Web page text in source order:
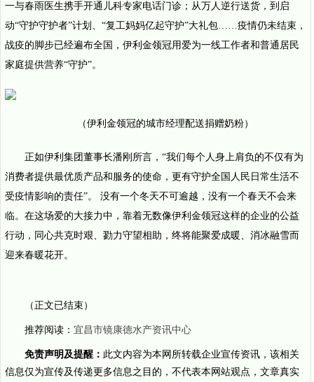
一与春雨医生携手开通儿科专家电话门诊；从万人逆行送货，到启
动“守护守护者”计划、“复工妈妈亿起守护”大礼包……疫情仍未结束，
战疫的脚步已经遍布全国，伊利金领冠用爱为一线工作者和普通居民
家庭提供营养“守护”。
（伊利金领冠的城市经理配送捐赠奶粉）
正如伊利集团董事长潘刚所言，“我们每个人身上肩负的不仅有为
消费者提供最优质产品和服务的使命，更有守护全国人民日常生活不
受疫情影响的责任”。 没有一个冬天不可逾越，没有一个春天不会来
临。在这场爱的大接力中，靠着无数像伊利金领冠这样的企业的公益
行动，同心共克时艰、勠力守望相助，终将能聚爱成暖、消冰融雪而
迎来春暖花开。
（正文已结束）
推荐阅读： 宜昌市镜康德水产资讯中心
免责声明及提醒： 此文内容为本网所转载企业宣传资讯，该相关
信息仅为宣传及传递更多信息之目的，不代表本网站观点，文章真实